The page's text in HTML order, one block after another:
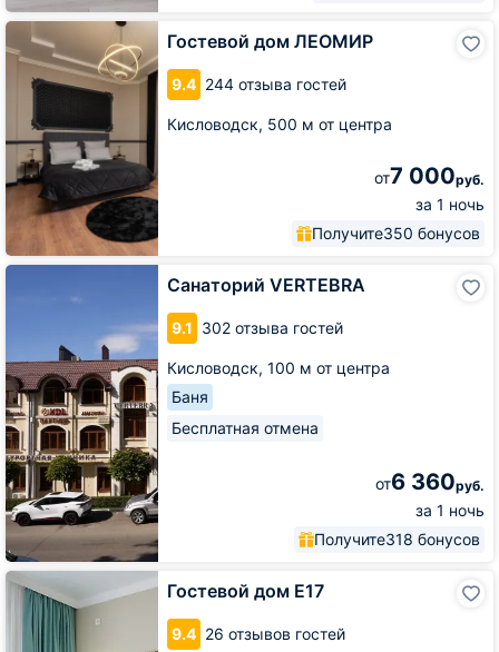
Гостевой дом ЛЕОМИР
9.4 244 отзыва гостей
Кисловодск, 500 м от центра
от7 000руб.
за 1 ночь
Получите350 бонусов
Гостевой
дом
ЛЕОМИР
Санаторий VERTEBRA
9.1 302 отзыва гостей
Кисловодск, 100 м от центра
Баня
Бесплатная отмена
от6 360руб.
за 1 ночь
Получите318 бонусов
Санаторий
Гостевой дом Е17
9.4 26 отзывов гостей
Гостевой
дом